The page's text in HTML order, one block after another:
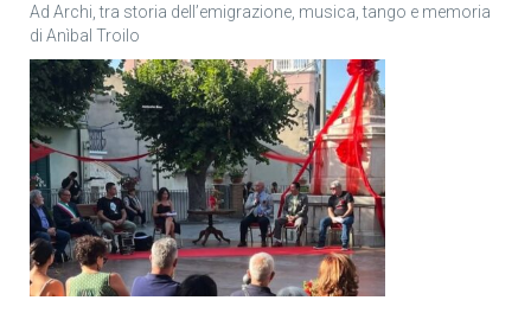
Ad Archi, tra storia dell’emigrazione, musica, tango e memoria
di Anìbal Troilo